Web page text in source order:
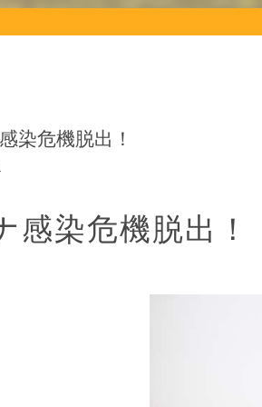
染危機脱出！
感染危機脱出！